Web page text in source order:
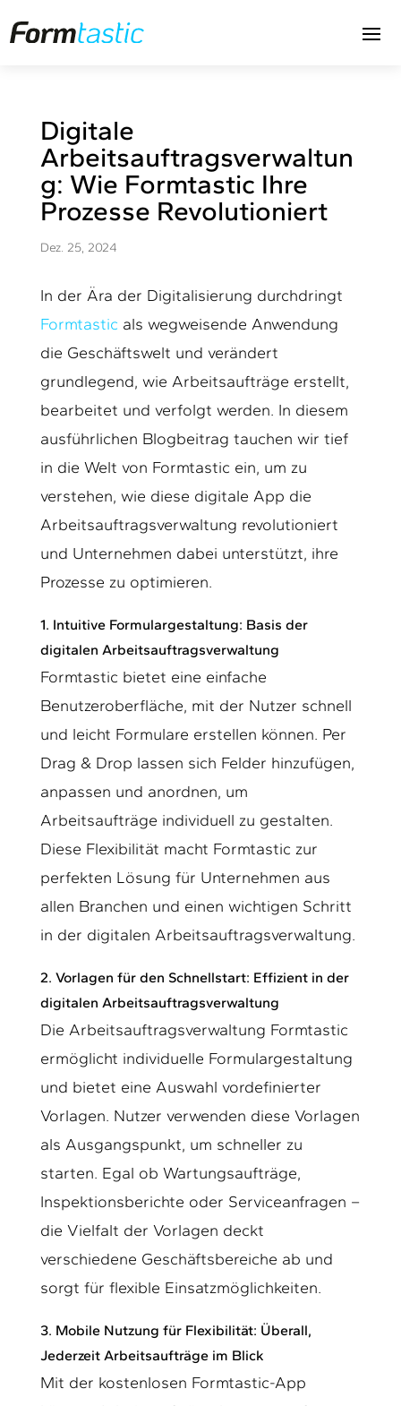
Digitale
Arbeitsauftragsverwaltun
g: Wie Formtastic Ihre
Prozesse Revolutioniert
Dez. 25, 2024
In der Ära der Digitalisierung durchdringt
Formtastic als wegweisende Anwendung
die Geschäftswelt und verändert
grundlegend, wie Arbeitsaufträge erstellt,
bearbeitet und verfolgt werden. In diesem
ausführlichen Blogbeitrag tauchen wir tief
in die Welt von Formtastic ein, um zu
verstehen, wie diese digitale App die
Arbeitsauftragsverwaltung revolutioniert
und Unternehmen dabei unterstützt, ihre
Prozesse zu optimieren.
1. Intuitive Formulargestaltung: Basis der
digitalen Arbeitsauftragsverwaltung
Formtastic bietet eine einfache
Benutzeroberfläche, mit der Nutzer schnell
und leicht Formulare erstellen können. Per
Drag & Drop lassen sich Felder hinzufügen,
anpassen und anordnen, um
Arbeitsaufträge individuell zu gestalten.
Diese Flexibilität macht Formtastic zur
perfekten Lösung für Unternehmen aus
allen Branchen und einen wichtigen Schritt
in der digitalen Arbeitsauftragsverwaltung.
2. Vorlagen für den Schnellstart: Effizient in der
digitalen Arbeitsauftragsverwaltung
Die Arbeitsauftragsverwaltung Formtastic
ermöglicht individuelle Formulargestaltung
und bietet eine Auswahl vordefinierter
Vorlagen. Nutzer verwenden diese Vorlagen
als Ausgangspunkt, um schneller zu
starten. Egal ob Wartungsaufträge,
Inspektionsberichte oder Serviceanfragen –
die Vielfalt der Vorlagen deckt
verschiedene Geschäftsbereiche ab und
sorgt für flexible Einsatzmöglichkeiten.
3. Mobile Nutzung für Flexibilität: Überall,
Jederzeit Arbeitsaufträge im Blick
Mit der kostenlosen Formtastic-App